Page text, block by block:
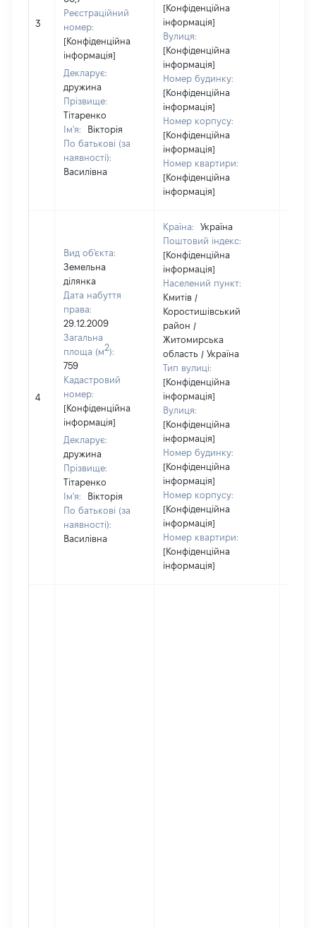
3
Реєстраційний
номер:
[Конфіденційна
інформація]
Декларує:
дружина
Прізвище:
Тітаренко
Ім'я:
Вікторія
По батькові (за
наявності):
Василівна
[Конфіденційна
інформація]
Вулиця:
[Конфіденційна
інформація]
Номер будинку:
[Конфіденційна
інформація]
Номер корпусу:
[Конфіденційна
інформація]
Номер квартири:
[Конфіденційна
інформація]
4
Вид об'єкта:
Земельна
ділянка
Дата набуття
права:
29.12.2009
Загальна
площа (м2):
759
Кадастровий
номер:
[Конфіденційна
інформація]
Декларує:
дружина
Прізвище:
Тітаренко
Ім'я:
Вікторія
По батькові (за
наявності):
Василівна
Країна:
Україна
Поштовий індекс:
[Конфіденційна
інформація]
Населений пункт:
Кмитів /
Коростишівський
район /
Житомирська
область / Україна
Тип вулиці:
[Конфіденційна
інформація]
Вулиця:
[Конфіденційна
інформація]
Номер будинку:
[Конфіденційна
інформація]
Номер корпусу:
[Конфіденційна
інформація]
Номер квартири:
[Конфіденційна
інформація]